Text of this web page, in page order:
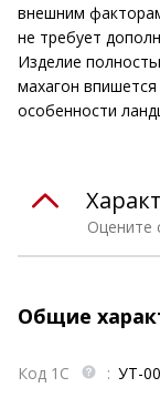
внешним
не требует
Изделие
махагон
особенности
Оцените
Общие
Код 1С : УТ-